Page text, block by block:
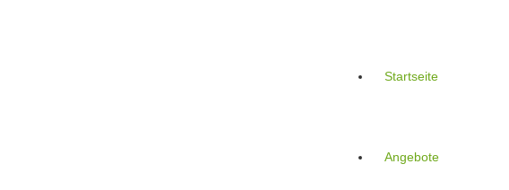
Startseite
Angebote